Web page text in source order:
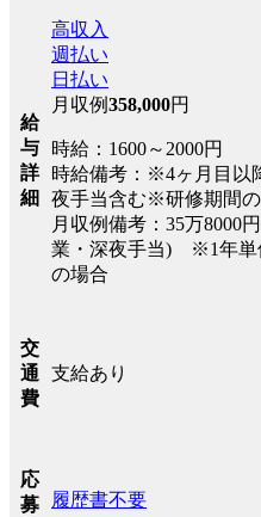
給
与
詳
細
高収入
週払い
日払い
月収例358,000円
時給：1600～2000円
時給備考：※4ヶ月目以
夜手当含む※研修期間
月収例備考：35万8000
業・深夜手当) ※1年単
の場合
交
通
費
支給あり
応
募
履歴書不要